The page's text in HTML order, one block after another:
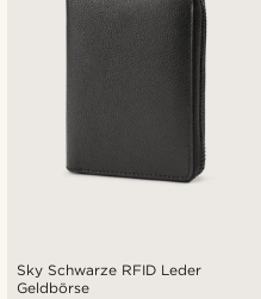
Sky Schwarze RFID Leder
Geldbörse